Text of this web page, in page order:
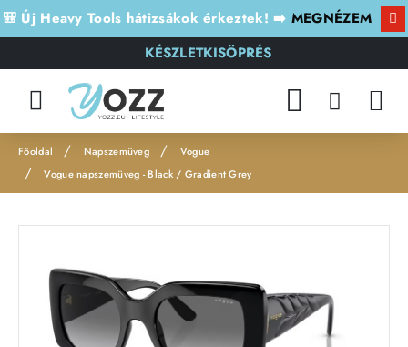
🎒 Új Heavy Tools hátizsákok érkeztek! ➡️ MEGNÉZEM
KÉSZLETKISÖPRÉS
o
Napszemüveg
Vogue
Vogue napszemüveg - Black / Gradient Grey